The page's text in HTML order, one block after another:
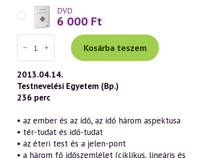
DVD
6 000 Ft
Váradi
Tibor
előadás
(634)
—
Mulandóságtól
az
örökkévalóságig
–
idő
titkai
a
pszichológiában,
Kosárba teszem
2013.04.14.
Testnevelési Egyetem (Bp.)
236 perc
• az ember és az idő, az idő három aspektusa
• tér-tudat és idő-tudat
• az éteri test és a jelen-pont
• a három fő időszemlélet (ciklikus, lineáris és